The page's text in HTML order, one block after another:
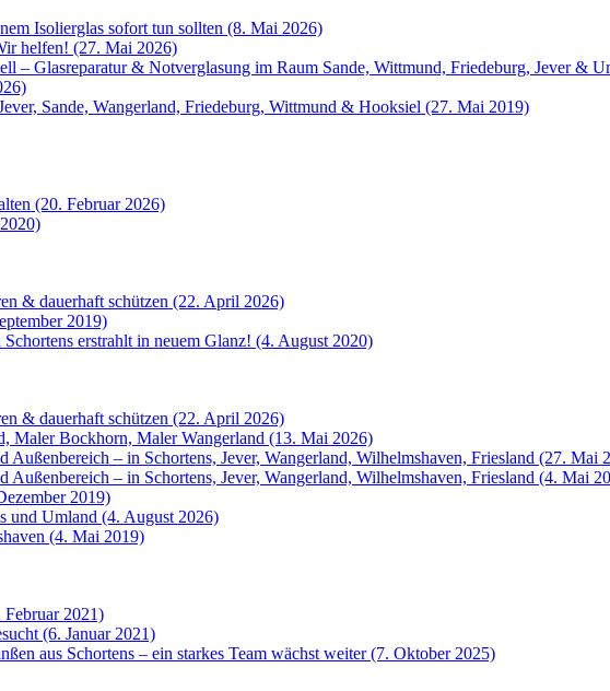
Isolierglas sofort tun sollten (8. Mai 2026)
helfen! (27. Mai 2026)
– Glasreparatur & Notverglasung im Raum Sande, Wittmund, Friedeburg, Jever &
Sande, Wangerland, Friedeburg, Wittmund & Hooksiel (27. Mai 2019)
(20. Februar 2026)
& dauerhaft schützen (22. April 2026)
2019)
erstrahlt in neuem Glanz! (4. August 2020)
& dauerhaft schützen (22. April 2026)
Maler Bockhorn, Maler Wangerland (13. Mai 2026)
– in Schortens, Jever, Wangerland, Wilhelmshaven, Friesland (27. Mai
– in Schortens, Jever, Wangerland, Wilhelmshaven, Friesland (4. Mai
2019)
und Umland (4. August 2026)
(4. Mai 2019)
Februar 2021)
(6. Januar 2021)
aus Schortens – ein starkes Team wächst weiter (7. Oktober 2025)